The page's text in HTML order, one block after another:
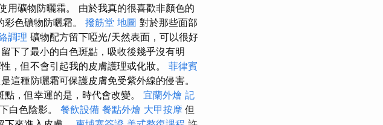
用礦物防曬霜。 由於我真的很喜歡非顏色的
色礦物防曬霜。 撥筋堂 地圖 對於那些面部
調理 礦物配方留下啞光/天然表面，可以很好
下了最小的白色斑點，吸收後幾乎沒有明
，但不會引起我的皮膚護理或化妝。 菲律賓
這種防曬霜可保護皮膚免受紫外線的侵害。
，但幸運的是，時代會改變。 宜蘭外燴 記
白色陰影。 餐飲設備 餐點外燴 大甲按摩 但